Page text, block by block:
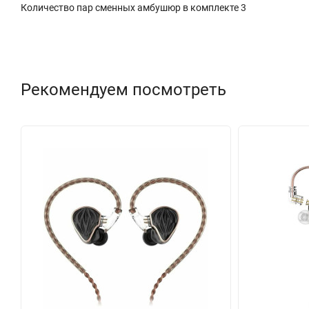
Количество пар сменных амбушюр в комплекте 3
Рекомендуем посмотреть